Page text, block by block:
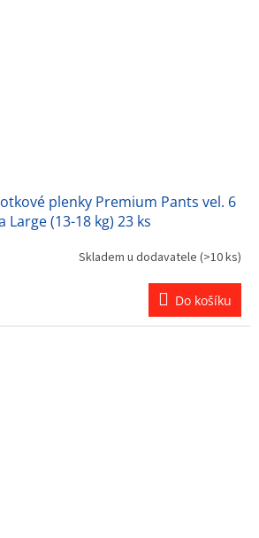
plenky Premium Pants vel. 6
Large (13-18 kg) 23 ks
Skladem u dodavatele (>10 ks)
Do košíku